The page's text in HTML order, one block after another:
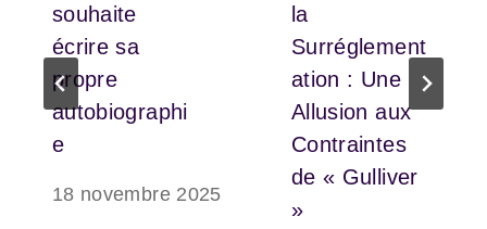
souhaite
écrire sa
propre
autobiographi
e
18 novembre 2025
la
Surréglement
ation : Une
Allusion aux
Contraintes
de « Gulliver
»